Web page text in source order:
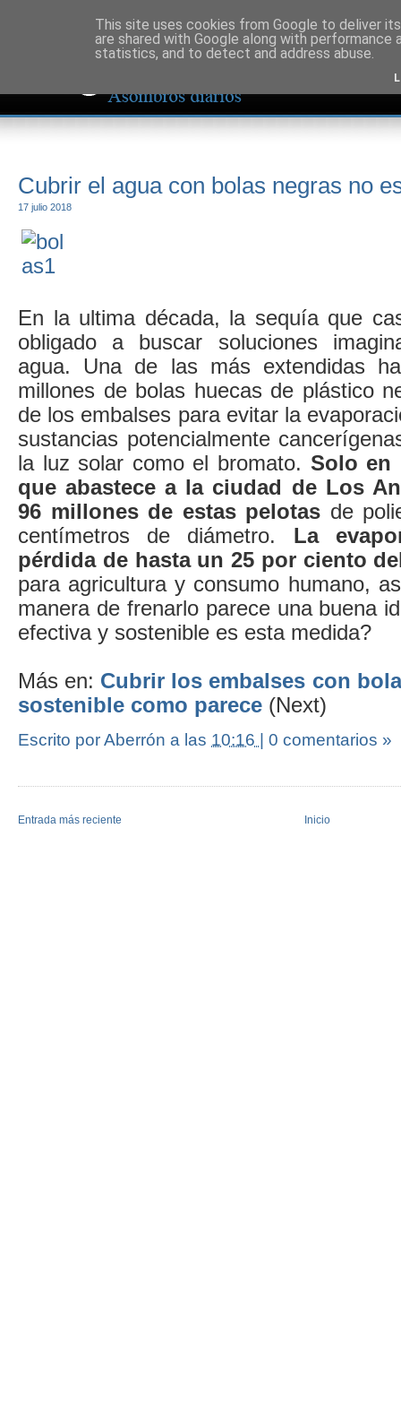
Cubrir el agua con bolas negras no
17 julio 2018
En la ultima década, la sequía que
obligado a buscar soluciones
agua. Una de las más extendidas
millones de bolas huecas de plástico
de los embalses para evitar la
sustancias potencialmente
la luz solar como el bromato. Solo en
que abastece a la ciudad de Los
96 millones de estas pelotas de
centímetros de diámetro. La
pérdida de hasta un 25 por ciento
para agricultura y consumo humano,
manera de frenarlo parece una buena
efectiva y sostenible es esta medida?
Más en: Cubrir los embalses con
sostenible como parece (Next)
Escrito por Aberrón a las 10:16 | 0 comentarios »
Entrada más reciente Inicio
This site uses cookies from Google to deliver
are shared with Google along with
statistics, and to detect and address abuse.